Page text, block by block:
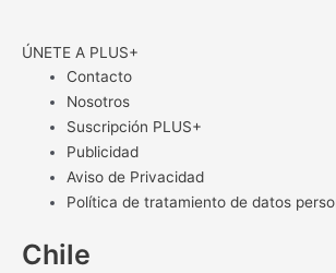
ÚNETE A PLUS+
Contacto
Nosotros
Suscripción PLUS+
Publicidad
Aviso de Privacidad
Política de tratamiento de datos
Chile